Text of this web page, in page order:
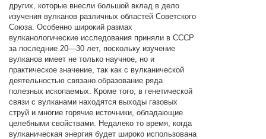
других, которые внесли большой вклад в дело
изучения вулканов различных областей Советского
Союза. Особенно широкий размах
вулканологические исследования приняли в СССР
за последние 20—30 лет, поскольку изучение
вулканов имеет не только научное, но и
практическое значение, так как с вулканической
деятельностью связано образование ряда
полезных ископаемых. Кроме того, в генетической
связи с вулканами находятся выходы газовых
струй и многие горячие источники, обладающие
целебными свойствами. Недалеко то время, когда
вулканическая энергия будет широко использована